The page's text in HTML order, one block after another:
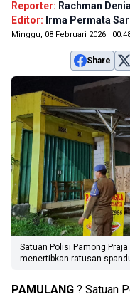
Reporter: Rachman
Editor: Irma Permata
Minggu, 08 Februari 2026 |
Share
Satuan Polisi Pamong
menertibkan ratusan
PAMULANG ? Satuan